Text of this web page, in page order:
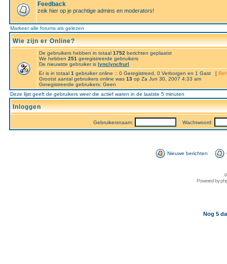
Feedback
zeik hier op je prachtige admins en moderators!
Markeer alle forums als gelezen
Wie zijn er Online?
De gebruikers hebben in totaal 1752 berichten geplaatst
We hebben 251 geregistreerde gebruikers
De nieuwste gebruiker is lynclyncfrurl
Er is in totaal 1 gebruiker online :: 0 Geregistreed, 0 Verborgen en 1 Gast [
Grootst aantal gebruikers online was 13 op Za Jun 30, 2007 4:33 am
Geregistreerde gebruikers: Geen
Deze lijst geeft de gebruikers weer die actief waren in de laatste 5 minuten
Inloggen
Gebruikersnaam: Wachtwoord:
Nieuwe berichten
Powered by
Nog 5